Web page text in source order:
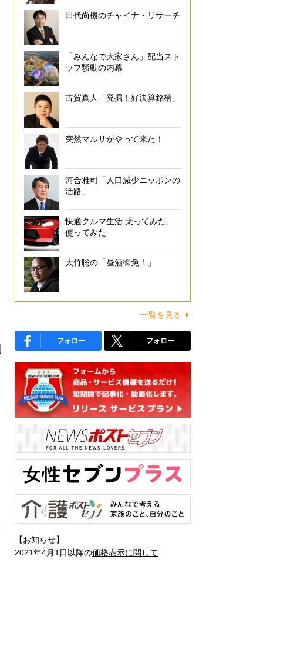
田代尚機のチャイナ・リサーチ
「みんなで大家さん」配当スト
ップ騒動の内幕
古賀真人「発掘！好決算銘柄」
突然マルサがやって来た！
河合雅司「人口減少ニッポンの
活路」
快適クルマ生活 乗ってみた、
使ってみた
大竹聡の「昼酒御免！」
一覧を見る
フォロー フォロー
【お知らせ】
2021年4月1日以降の価格表示に関して